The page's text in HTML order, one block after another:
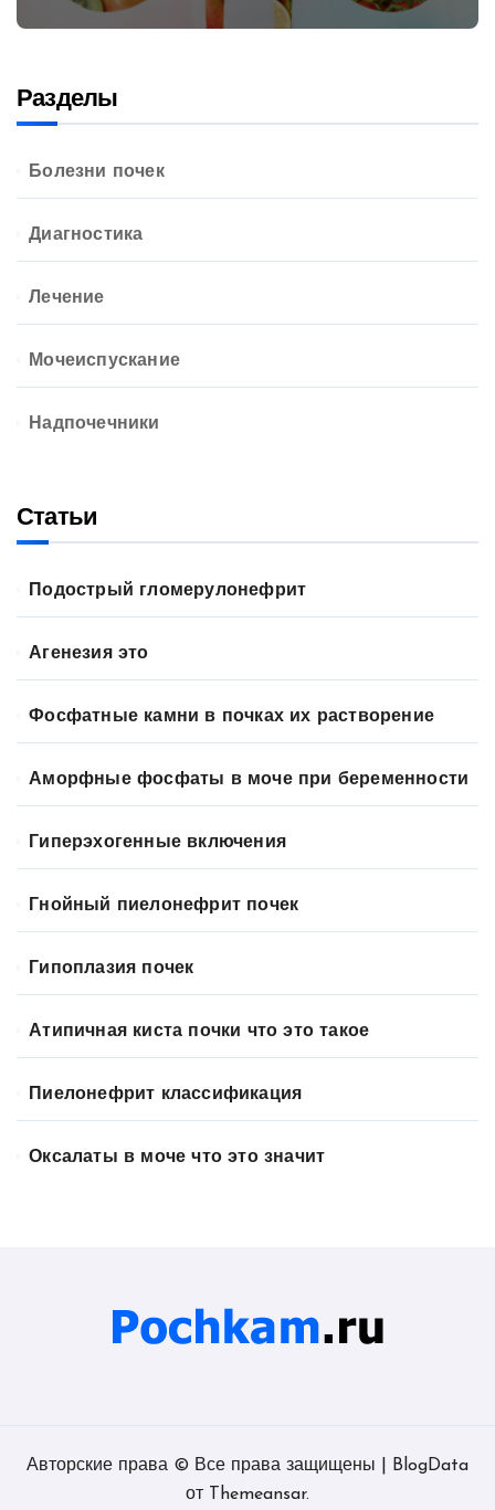
Разделы
Болезни почек
Диагностика
Лечение
Мочеиспускание
Надпочечники
Статьи
Подострый гломерулонефрит
Агенезия это
Фосфатные камни в почках их растворение
Аморфные фосфаты в моче при беременности
Гиперэхогенные включения
Гнойный пиелонефрит почек
Гипоплазия почек
Атипичная киста почки что это такое
Пиелонефрит классификация
Оксалаты в моче что это значит
Авторские права © Все права защищены
BlogData
от Themeansar.